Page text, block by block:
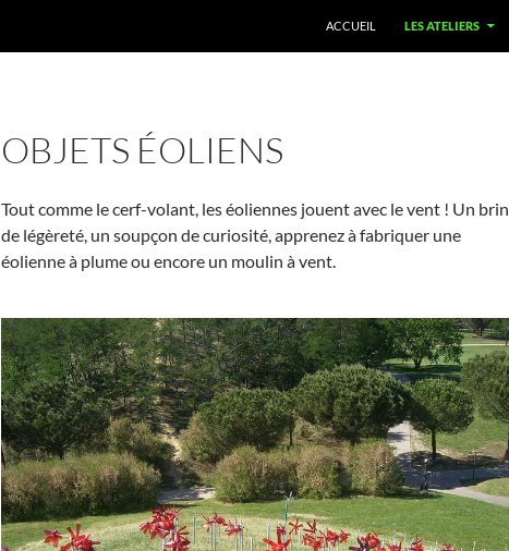
ACCUEIL LES ATELIERS
OBJETS ÉOLIENS
Tout comme le cerf-volant, les éoliennes jouent avec le vent ! Un brin
de légèreté, un soupçon de curiosité, apprenez à fabriquer une
éolienne à plume ou encore un moulin à vent.